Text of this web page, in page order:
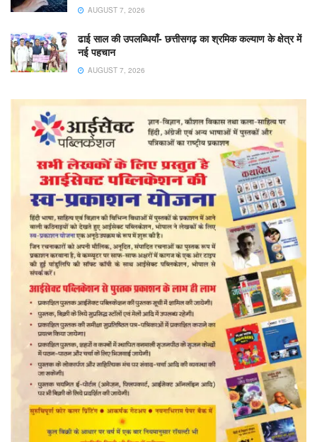
AUGUST 7, 2026
ढाई साल की उपलब्धियाँ- छत्तीसगढ़ का श्रमिक कल्याण के क्षेत्र में
नई पहचान
AUGUST 7, 2026